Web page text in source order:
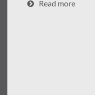
Read more